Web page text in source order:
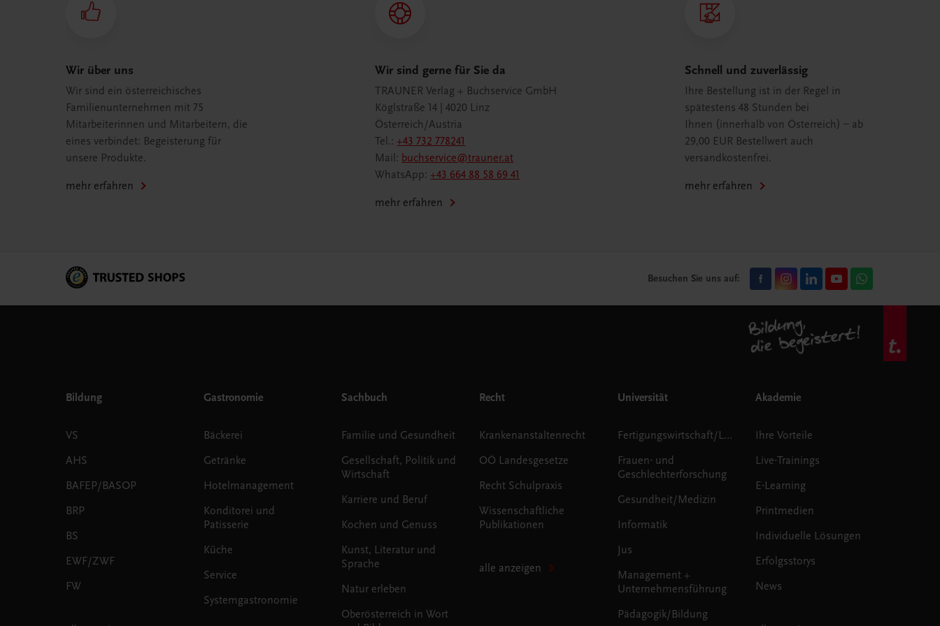
Wir über uns
Wir sind ein österreichisches
Familienunternehmen mit 75
Mitarbeiterinnen und Mitarbeitern, die
eines verbindet: Begeisterung für
unsere Produkte.
mehr erfahren
Wir sind gerne für Sie da
TRAUNER Verlag + Buchservice GmbH
Köglstraße 14 | 4020 Linz
Österreich/Austria
Tel.:+43 732 778241
Mail: buchservice@trauner.at
WhatsApp:+43 664 88 58 69 41
mehr erfahren
Schnell und zuverlässig
Ihre Bestellung ist in der Regel in
spätestens 48 Stunden bei
Ihnen (innerhalb von Österreich) – ab
29,00 EUR Bestellwert auch
versandkostenfrei.
mehr erfahren
Besuchen Sie uns auf:
Bildung
VS
AHS
BAFEP/BASOP
BRP
BS
EWF/ZWF
FW
Gastronomie
Bäckerei
Getränke
Hotelmanagement
Konditorei und
Patisserie
Küche
Service
Systemgastronomie
Sachbuch
Familie und Gesundheit
Gesellschaft, Politik und
Wirtschaft
Karriere und Beruf
Kochen und Genuss
Kunst, Literatur und
Sprache
Natur erleben
Oberösterreich in Wort
Recht
Krankenanstaltenrecht
OÖ Landesgesetze
Recht Schulpraxis
Wissenschaftliche
Publikationen
alle anzeigen
Universität
Fertigungswirtschaft/Logistik
Frauen- und
Geschlechterforschung
Gesundheit/Medizin
Informatik
Jus
Management +
Unternehmensführung
Pädagogik/Bildung
Akademie
Ihre Vorteile
Live-Trainings
E-Learning
Printmedien
Individuelle Lösungen
Erfolgsstorys
News